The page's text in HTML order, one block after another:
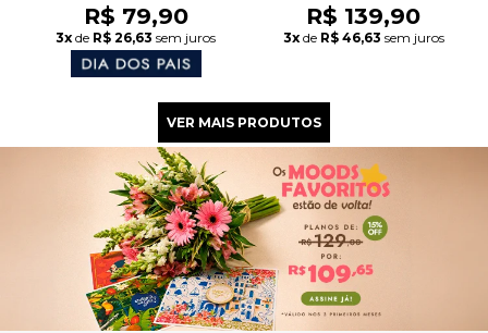
R$ 79,90
3x de R$ 26,63 sem juros
R$ 139,90
3x de R$ 46,63 sem juros